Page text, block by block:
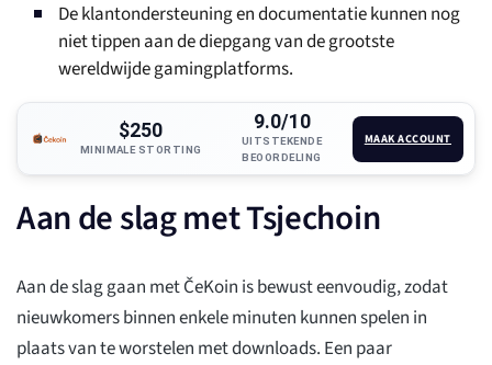
De klantondersteuning en documentatie kunnen nog
niet tippen aan de diepgang van de grootste
wereldwijde gamingplatforms.
$250
MINIMALE STORTING
9.0/10
UITSTEKENDE
BEOORDELING
MAAK ACCOUNT
Aan de slag met Tsjechoin
Aan de slag gaan met ČeKoin is bewust eenvoudig, zodat
nieuwkomers binnen enkele minuten kunnen spelen in
plaats van te worstelen met downloads. Een paar